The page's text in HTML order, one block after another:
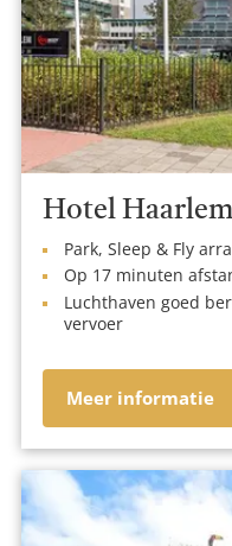
Hotel Haarlem
Park, Sleep & Fly
Op 17 minuten
Luchthaven goed
vervoer
Meer informatie